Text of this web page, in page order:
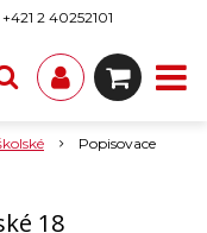
+421 2 40252101
Popisovace
18